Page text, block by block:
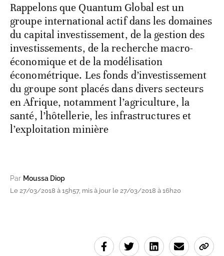
Rappelons que Quantum Global est un
groupe international actif dans les domaines
du capital investissement, de la gestion des
investissements, de la recherche macro-
économique et de la modélisation
économétrique. Les fonds d’investissement
du groupe sont placés dans divers secteurs
en Afrique, notamment l’agriculture, la
santé, l’hôtellerie, les infrastructures et
l’exploitation minière
Par Moussa Diop
Le 27/03/2018 à 15h57, mis à jour le 27/03/2018 à 16h20